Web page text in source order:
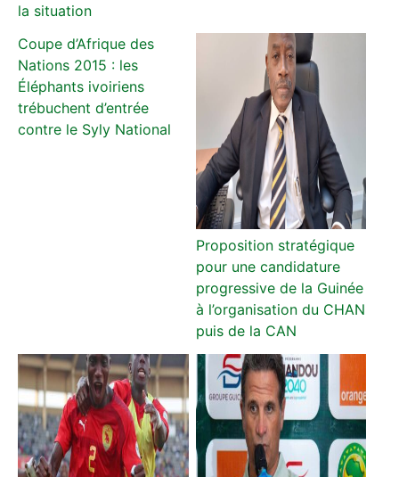
la situation
Coupe d’Afrique des
Nations 2015 : les
Éléphants ivoiriens
trébuchent d’entrée
contre le Syly National
Proposition stratégique
pour une candidature
progressive de la Guinée
à l’organisation du CHAN
puis de la CAN